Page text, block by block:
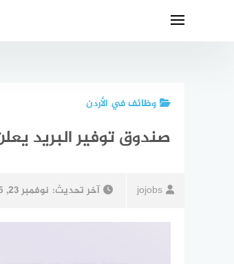
وظائف في الأردن
صندوق توفير البريد
jojobs آخر تحديث: نوفمبر 23, 2025